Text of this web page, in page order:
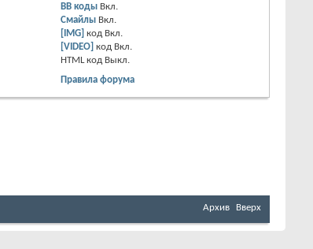
BB коды Вкл.
Смайлы Вкл.
[IMG] код Вкл.
[VIDEO] код Вкл.
HTML код Выкл.
Правила форума
Архив Вверх